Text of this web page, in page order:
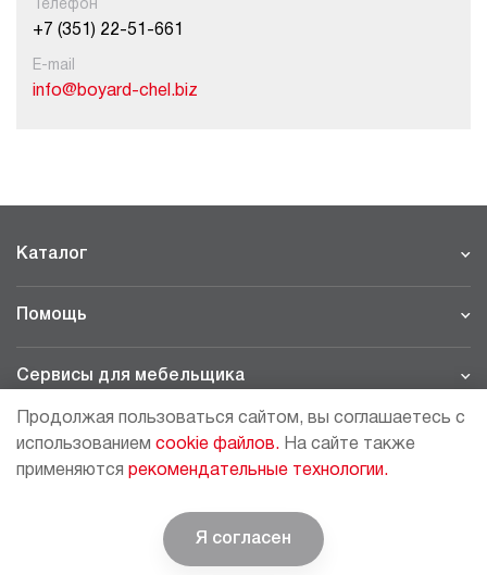
Телефон
+7 (351) 22-51-661
E-mail
info@boyard-chel.biz
Каталог
Помощь
Сервисы для мебельщика
© BOYARD | Решение для мебели
МОСКВА - ШОУРУМ/СКЛАД
moscow@boyard.biz
Продолжая пользоваться сайтом, вы соглашаетесь с
использованием cookie файлов. На сайте также
применяются рекомендательные технологии.
Я согласен